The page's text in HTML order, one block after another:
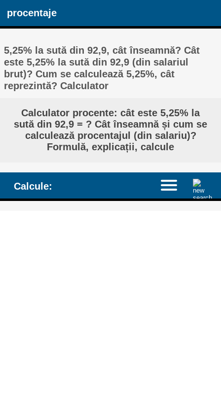
procentaje
5,25% la sută din 92,9, cât înseamnă? Cât
este 5,25% la sută din 92,9 (din salariul
brut)? Cum se calculează 5,25%, cât
reprezintă? Calculator
Calculator procente: cât este 5,25% la
sută din 92,9 = ? Cât înseamnă și cum se
calculează procentajul (din salariu)?
Formulă, explicații, calcule
Calcule: